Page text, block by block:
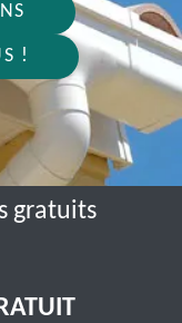
!
gratuits